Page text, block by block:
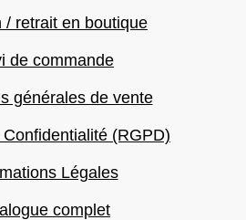
/ retrait en boutique
de commande
générales de vente
(RGPD)
Légales
complet